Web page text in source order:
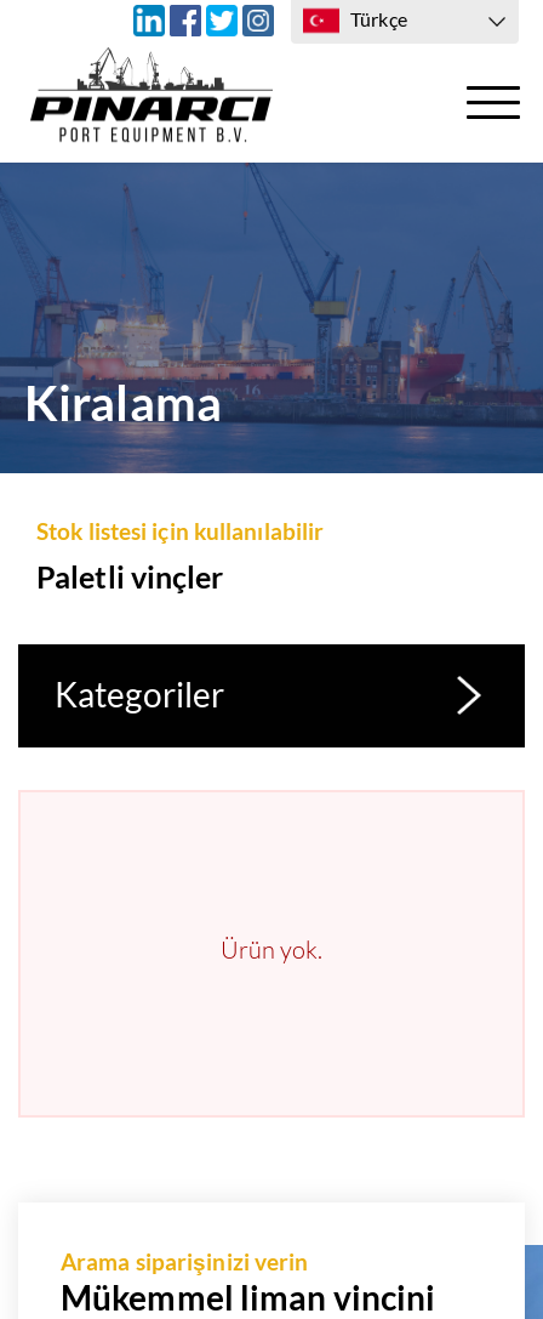
Türkçe
BIZE ULAŞIN
Kiralama
Stok listesi için kullanılabilir
Paletli vinçler
Kategoriler
Ürün yok.
Arama siparişinizi verin
Mükemmel liman vincini